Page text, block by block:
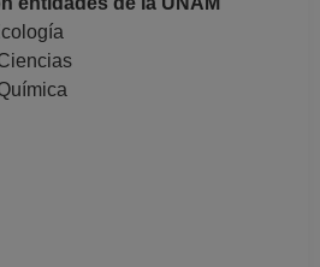
Desde 16-11-2014